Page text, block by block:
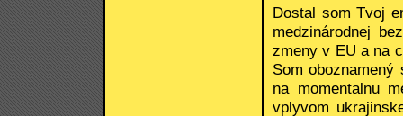
Dostal som Tvoj
medzinárodnej
zmeny v EU a na
Som
na momentalnu
vplyvom